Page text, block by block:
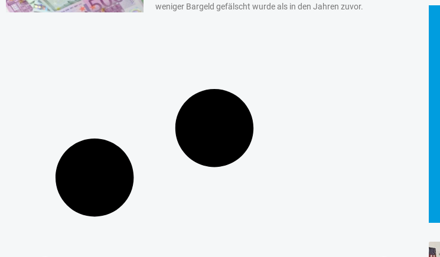
weniger Bargeld gefälscht wurde als in den Jahren zuvor.